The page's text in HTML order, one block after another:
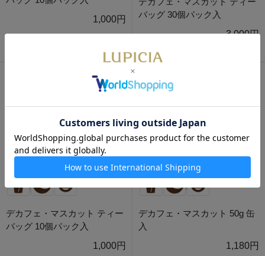
1,000円
バッグ 30個パック入
3,000円
デカフェ・マスカット ティー
バッグ 10個パック入
1,000円
デカフェ・マスカット 50g 缶
入
1,180円